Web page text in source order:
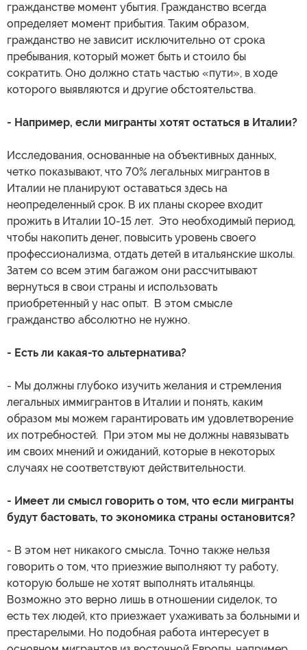
гражданстве момент убытия. Гражданство всегда
определяет момент прибытия. Таким образом,
гражданство не зависит исключительно от срока
пребывания, который может быть и стоило бы
сократить. Оно должно стать частью «пути», в ходе
которого выявляются и другие обстоятельства.
- Например, если мигранты хотят остаться в Италии?
Исследования, основанные на объективных данных,
четко показывают, что 70% легальных мигрантов в
Италии не планируют оставаться здесь на
неопределенный срок. В их планы скорее входит
прожить в Италии 10-15 лет. Это необходимый период,
чтобы накопить денег, повысить уровень своего
профессионализма, отдать детей в итальянские школы.
Затем со всем этим багажом они рассчитывают
вернуться в свои страны и использовать
приобретенный у нас опыт. В этом смысле
гражданство абсолютно не нужно.
- Есть ли какая-то альтернатива?
- Мы должны глубоко изучить желания и стремления
легальных иммигрантов в Италии и понять, каким
образом мы можем гарантировать им удовлетворение
их потребностей. При этом мы не должны навязывать
им своих мнений и ожиданий, которые в некоторых
случаях не соответствуют действительности.
- Имеет ли смысл говорить о том, что если мигранты
будут бастовать, то экономика страны остановится?
- В этом нет никакого смысла. Точно также нельзя
говорить о том, что приезжие выполняют ту работу,
которую больше не хотят выполнять итальянцы.
Возможно это верно лишь в отношении сиделок, то
есть тех людей, кто приезжает ухаживать за больными и
престарелыми. Но подобная работа интересует в